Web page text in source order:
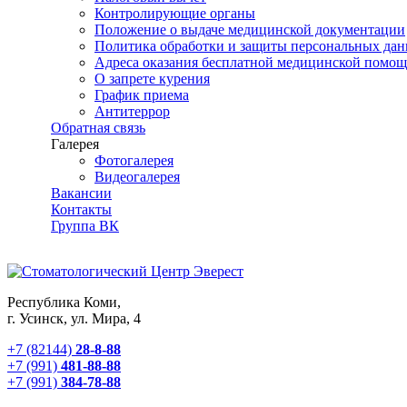
Контролирующие органы
Положение о выдаче медицинской документации
Политика обработки и защиты персональных
Адреса оказания бесплатной медицинской
О запрете курения
График приема
Антитеррор
Обратная связь
Галерея
Фотогалерея
Видеогалерея
Вакансии
Контакты
Группа ВК
Республика Коми,
г. Усинск, ул. Мира, 4
+7 (82144) 28-8-88
+7 (991) 481-88-88
+7 (991) 384-78-88